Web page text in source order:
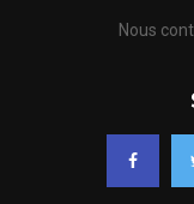
Nous